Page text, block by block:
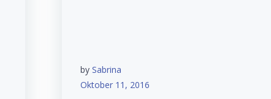
by Sabrina
Oktober 11, 2016